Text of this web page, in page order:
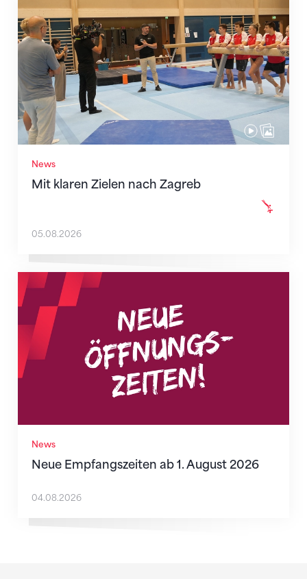
News
Mit klaren Zielen nach Zagreb
05.08.2026
News
Neue Empfangszeiten ab 1. August 2026
Neue Empfangszeiten ab 1. August 2026
04.08.2026